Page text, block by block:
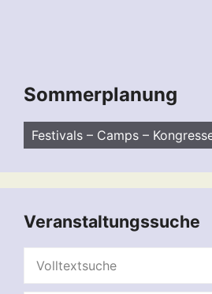
Sommerplanung
Festivals – Camps –
Veranstaltungssuche